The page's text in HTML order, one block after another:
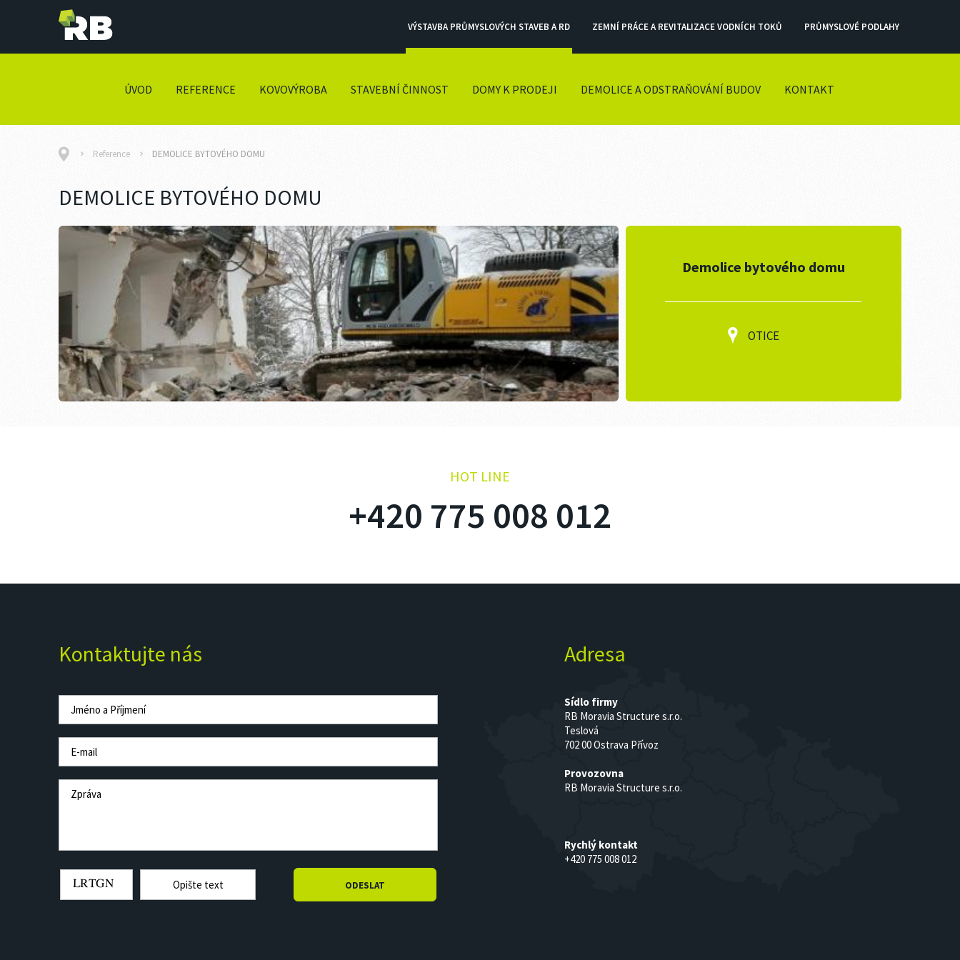
VÝSTAVBA PRŮMYSLOVÝCH STAVEB A RD ZEMNÍ PRÁCE A REVITALIZACE VODNÍCH TOKŮ PRŮMYSLOVÉ PODLAHY
ÚVOD REFERENCE KOVOVÝROBA STAVEBNÍ ČINNOST DOMY K PRODEJI DEMOLICE A ODSTRAŇOVÁNÍ BUDOV KONTAKT
Reference DEMOLICE BYTOVÉHO DOMU
DEMOLICE BYTOVÉHO DOMU
Demolice bytového domu
OTICE
HOT LINE
+420 775 008 012
Kontaktujte nás Adresa
Sídlo firmy
RB Moravia Structure s.r.o.
Teslová
702 00 Ostrava Přívoz
Provozovna
RB Moravia Structure s.r.o.
Rychlý kontakt
+420 775 008 012